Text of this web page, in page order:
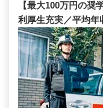
【最大100万円の奨
利厚生充実／平均年